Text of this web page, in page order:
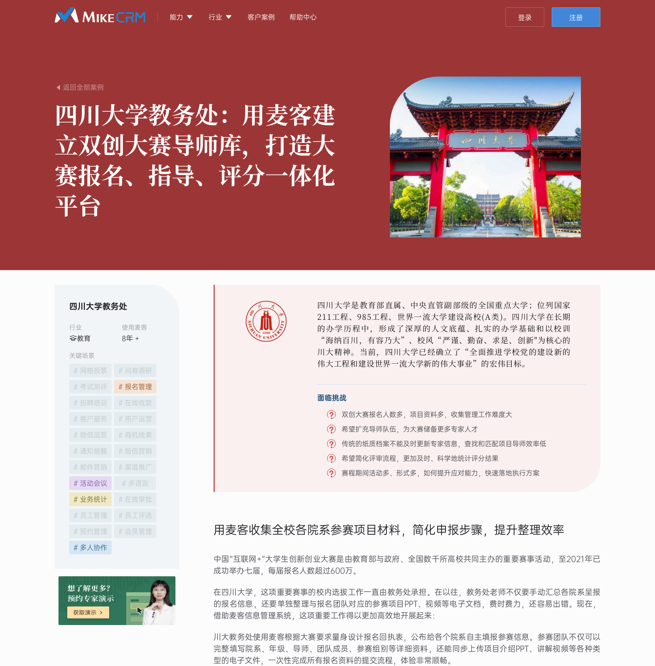
能力  行业  客户案例 帮助中心 登录 注册
 返回全部案例
四川大学教务处： 用麦客建
立双创大赛导师库，打造大
赛报名、指导、评分一体化
平台
四川大学教务处
行业
教育
使用麦客
8年 +
关键场景
# 网络投票
# 问卷调研
# 考试测评
# 报名管理
# 招聘培训
# 在线收款
# 客户服务
# 用户运营
# 微信运营
# 商机线索
# 通知提醒
# 短信营销
# 邮件营销
# 渠道推广
# 活动会议
# 多语言
# 业务统计
# 在线审批
# 员工管理
# 员工评选
# 预约管理
# 会员管理
# 多人协作
四川大学是教育部直属、中央直管副部级的全国重点大学；位列国家
211工程、985工程、世界一流大学建设高校(A类)。四川大学在长期
的办学历程中，形成了深厚的人文底蕴、扎实的办学基础和以校训
“海纳百川，有容乃大”、校风“严谨、勤奋、求是、创新"为核心的
川大精神。当前，四川大学已经确立了“全面推进学校党的建设新的
伟大工程和建设世界一流大学新的伟大事业”的宏伟目标。
面临挑战
双创大赛报名人数多，项目资料多，收集管理工作难度大
希望扩充导师队伍，为大赛储备更多专家人才
传统的纸质档案不能及时更新专家信息，查找和匹配项目导师效率低
希望简化评审流程，更加及时、科学地统计评分结果
赛程期间活动多、形式多，如何提升应对能力，快速落地执行方案
用麦客收集全校各院系参赛项目材料，简化申报步骤，提升整理效率
中国“互联网+”大学生创新创业大赛是由教育部与政府、全国数千所高校共同主办的重要赛事活动，至2021年已
成功举办七届，每届报名人数超过600万。
在四川大学，这项重要赛事的校内选拔工作一直由教务处承担。在以往，教务处老师不仅要手动汇总各院系呈报
的报名信息，还要单独整理与报名团队对应的参赛项目PPT、视频等电子文档，费时费力，还容易出错。现在，
借助麦客信息管理系统，这项重要工作得以更加高效地开展起来：
川大教务处使用麦客根据大赛要求量身设计报名回执表，公布给各个院系自主填报参赛信息。参赛团队不仅可以
完整填写院系、年级、导师、团队成员、参赛组别等详细资料，还能同步上传项目介绍PPT、讲解视频等各种类
型的电子文件，一次性完成所有报名资料的提交流程，体验非常顺畅。